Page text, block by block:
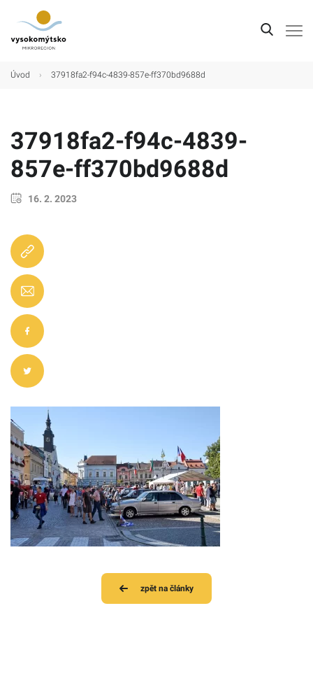
Úvod › 37918fa2-f94c-4839-857e-ff370bd9688d
37918fa2-f94c-4839-
857e-ff370bd9688d
16. 2. 2023
zpět na články
Úvod
Turistické cíle